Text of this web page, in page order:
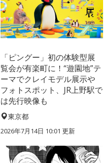
「ピングー」初の体験型展
覧会が有楽町に！“遊園地”テ
ーマでクレイモデル展示や
フォトスポット、JR上野駅で
は先行映像も
東京都
2026年7月14日 10:01 更新